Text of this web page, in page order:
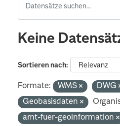
Keine
Sortieren nach
Formate: WMS DWG
Geobasisdaten
amt-fuer-geoinformation